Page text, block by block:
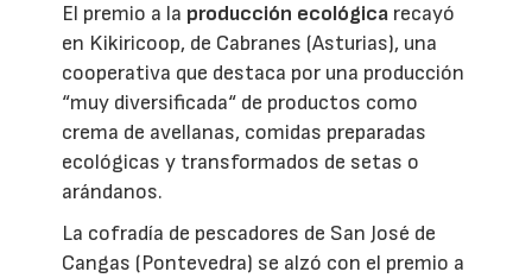
El premio a la producción ecológica recayó
en Kikiricoop, de Cabranes (Asturias), una
cooperativa que destaca por una producción
“muy diversificada“ de productos como
crema de avellanas, comidas preparadas
ecológicas y transformados de setas o
arándanos.
La cofradía de pescadores de San José de
Cangas (Pontevedra) se alzó con el premio a